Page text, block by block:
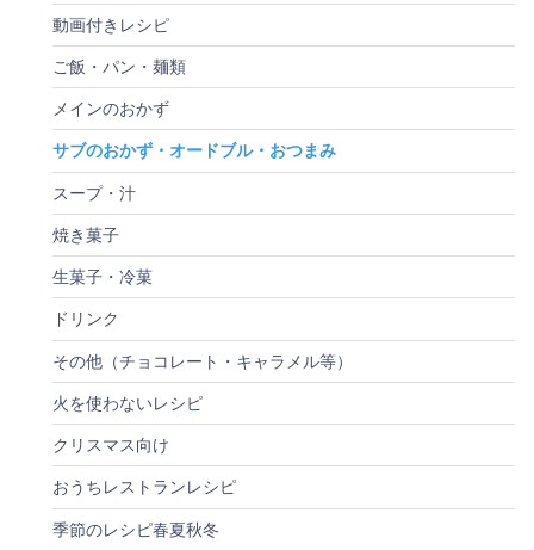
動画付きレシピ
ご飯・パン・麺類
メインのおかず
サブのおかず・オードブル・おつまみ
スープ・汁
焼き菓子
生菓子・冷菓
ドリンク
その他（チョコレート・キャラメル等）
火を使わないレシピ
クリスマス向け
おうちレストランレシピ
季節のレシピ春夏秋冬